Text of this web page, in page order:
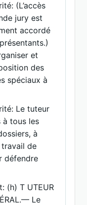
(L’accès
jury est
accordé
et
des
spéciaux à
Le tuteur
à tous les
à
travail de
défendre
(h) T UTEUR
Le